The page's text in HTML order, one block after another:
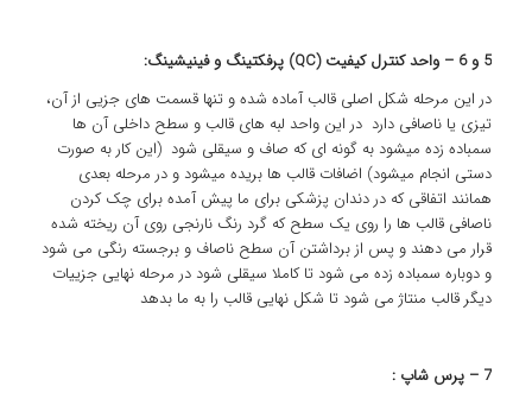
5 و 6 – واحد کنترل کیفیت ( QC) پرفکتینگ و فینیشینگ:
در این مرحله شکل اصلی قالب آماده شده و تنها قسمت های جزیی از آن،
تیزی یا ناصافی دارد در این واحد لبه های قالب و سطح داخلی آن ها
سمباده زده میشود به گونه ای که صاف و سیقلی شود (این کار به صورت
دستی انجام میشود) اضافات قالب ها بریده میشود و در مرحله بعدی
همانند اتفاقی که در دندان پزشکی برای ما پیش آمده برای چک کردن
ناصافی قالب ها را روی یک سطح که گرد رنگ نارنجی روی آن ریخته شده
قرار می دهند و پس از برداشتن آن سطح ناصاف و برجسته رنگی می شود
و دوباره سمباده زده می شود تا کاملا سیقلی شود در مرحله نهایی جزيیات
دیگر قالب منتاژ می شود تا شکل نهایی قالب را به ما بدهد
7 – پرس شاپ :